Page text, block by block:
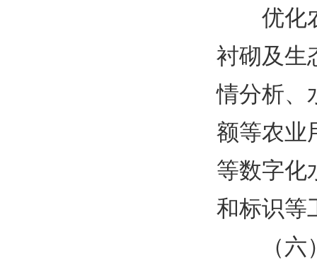
优化
衬砌及生
情分析、
额等农业
等数字化
和标识等
（